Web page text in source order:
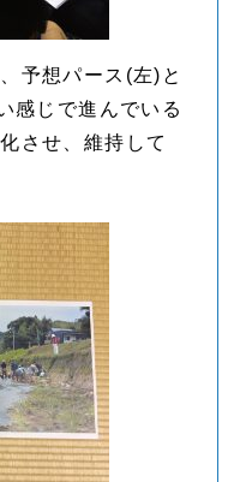
予想パース(左)と
感じで進んでいる
させ、維持して